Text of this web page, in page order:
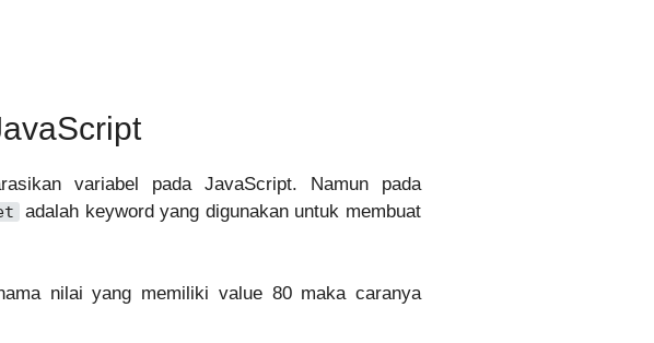
variabel pada JavaScript. Namun pada
adalah keyword yang digunakan untuk membuat
nilai yang memiliki value 80 maka caranya